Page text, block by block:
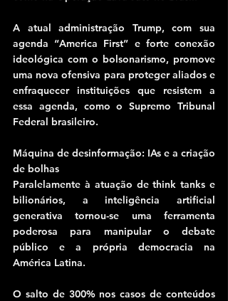
A atual administração Trump, com sua
agenda “America First” e forte conexão
ideológica com o bolsonarismo, promove
uma nova ofensiva para proteger aliados e
enfraquecer instituições que resistem a
essa agenda, como o Supremo Tribunal
Federal brasileiro.
Máquina de desinformação: IAs e a criação
de bolhas
Paralelamente à atuação de think tanks e
bilionários, a inteligência artificial
generativa tornou-se uma ferramenta
poderosa para manipular o debate
público e a própria democracia na
América Latina.
O salto de 300% nos casos de conteúdos